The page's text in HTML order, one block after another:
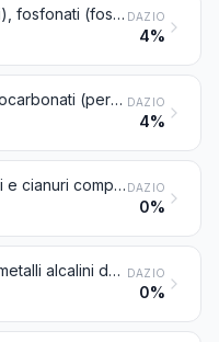
Fosfinati (ipofosfiti), fosfonati (fosfiti) e fosfati; polifosfati, di costituzione chimica definita o no DAZIO
4%
Carbonati; perossocarbonati (percarbonati); carbonato di ammonio del commercio contenente carbammato di ammonio DAZIO
4%
Cianuri, ossicianuri e cianuri complessi DAZIO
0%
Silicati; silicati dei metalli alcalini del commercio DAZIO
0%